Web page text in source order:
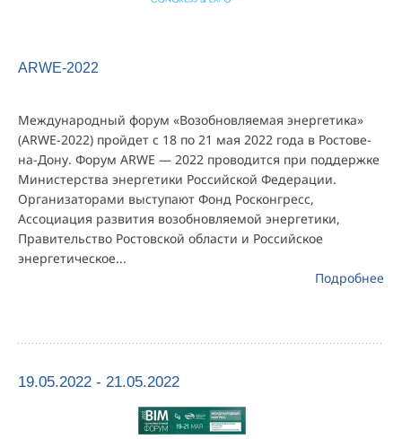
ARWE-2022
Международный форум «Возобновляемая энергетика»
(ARWE-2022) пройдет с 18 по 21 мая 2022 года в Ростове-
на-Дону. Форум ARWE — 2022 проводится при поддержке
Министерства энергетики Российской Федерации.
Организаторами выступают Фонд Росконгресс,
Ассоциация развития возобновляемой энергетики,
Правительство Ростовской области и Российское
энергетическое...
Подробнее
19.05.2022 - 21.05.2022